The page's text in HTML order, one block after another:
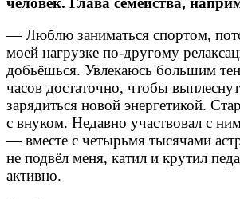
— Люблю заниматься спортом,
моей нагрузке по-другому
добьёшься. Увлекаюсь большим
часов достаточно, чтобы
зарядиться новой энергетикой.
с внуком. Недавно участвовал с
— вместе с четырьмя тысячами
не подвёл меня, катил и крутил
активно.